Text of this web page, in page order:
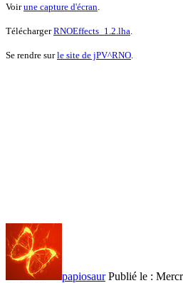
Voirune capture d'écran
TéléchargerRNOEffects_1.2.lha
Se rendre surle site de jPV^RNO
papiosaurPublié le :